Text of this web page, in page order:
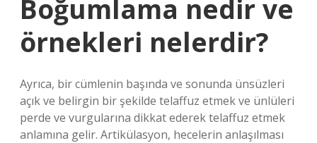
Boğumlama nedir ve
örnekleri nelerdir?
Ayrıca, bir cümlenin başında ve sonunda ünsüzleri
açık ve belirgin bir şekilde telaffuz etmek ve ünlüleri
perde ve vurgularına dikkat ederek telaffuz etmek
anlamına gelir. Artikülasyon, hecelerin anlaşılması